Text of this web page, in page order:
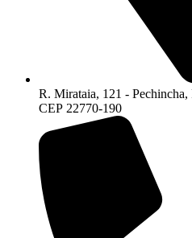
R. Mirataia, 121 - Pechincha,
CEP 22770-190